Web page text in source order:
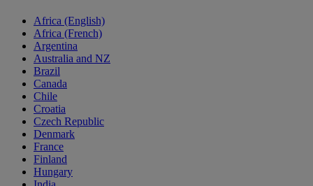
Africa (English)
Africa (French)
Argentina
Australia and NZ
Brazil
Canada
Chile
Croatia
Czech Republic
Denmark
France
Finland
Hungary